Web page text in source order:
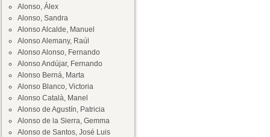
Alonso, Álex
Alonso, Sandra
Alonso Alcalde, Manuel
Alonso Alemany, Raúl
Alonso Alonso, Fernando
Alonso Andújar, Fernando
Alonso Berná, Marta
Alonso Blanco, Victoria
Alonso Català, Manel
Alonso de Agustín, Patricia
Alonso de la Sierra, Gemma
Alonso de Santos, José Luis